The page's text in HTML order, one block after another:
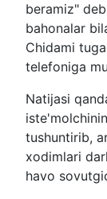
beramiz"
bahonalar
Chidami
telefoniga
Natijasi
tushuntirib,
xodimlari
havo